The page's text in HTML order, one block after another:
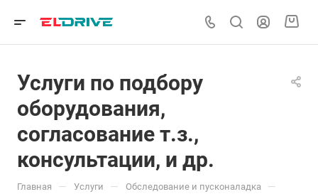
Услуги по подбору
оборудования,
согласование т.з.,
консультации, и др.
Главная — Услуги — Обследование и пусконаладка —